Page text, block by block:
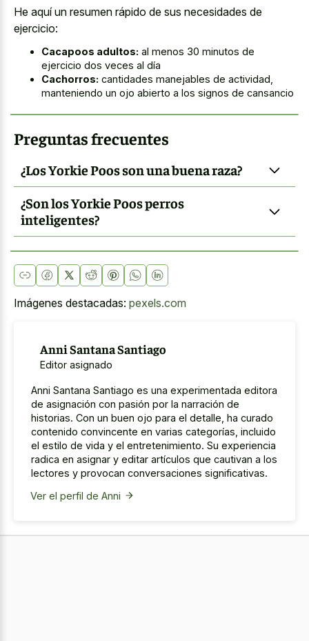
He aquí un resumen rápido de sus necesidades de
ejercicio:
Cacapoos adultos: al menos 30 minutos de
ejercicio dos veces al día
Cachorros: cantidades manejables de actividad,
manteniendo un ojo abierto a los signos de cansancio
Preguntas frecuentes
¿Los Yorkie Poos son una buena raza?
¿Son los Yorkie Poos perros
inteligentes?
Imágenes destacadas: pexels.com
Anni Santana Santiago
Editor asignado
Anni Santana Santiago es una experimentada editora
de asignación con pasión por la narración de
historias. Con un buen ojo para el detalle, ha curado
contenido convincente en varias categorías, incluido
el estilo de vida y el entretenimiento. Su experiencia
radica en asignar y editar artículos que cautivan a los
lectores y provocan conversaciones significativas.
Ver el perfil de Anni